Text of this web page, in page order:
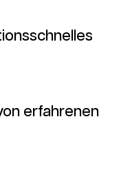
erfahrenen